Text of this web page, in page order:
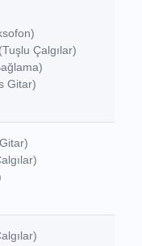
Çalgılar)
Gitar)